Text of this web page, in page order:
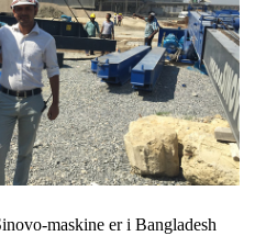
maskine er i Bangladesh